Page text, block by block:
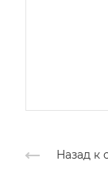
Назад к